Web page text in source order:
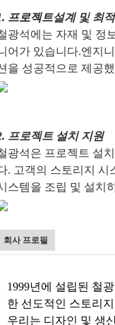
프로젝트설계 및 최
광석에는 자재 및 정
어가 있습니다.엔지
을 성공적으로 제공
프로젝트 설치 지원
광석은 프로젝트 설
. 고객의 스토리지 시
스템을 조립 및 설치
회사 프로필
1999년에 설립된 철
한 선도적인 스토리
우리는 디자인 및 생